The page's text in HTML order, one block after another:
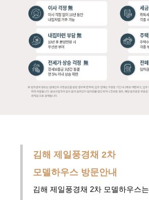
김해 제일풍경채 2차
모델하우스 방문안내
김해 제일풍경채 2차 모델하우스는